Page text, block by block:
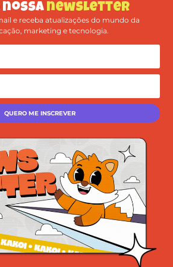
nossa newsletter
e receba atualizações do mundo da
marketing e tecnologia.